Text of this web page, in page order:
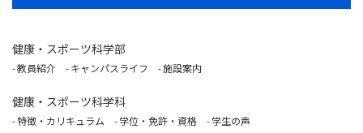
健康・スポーツ科学部
教員紹介 キャンパスライフ 施設案内
健康・スポーツ科学科
特徴・カリキュラム 学位・免許・資格
学生の声